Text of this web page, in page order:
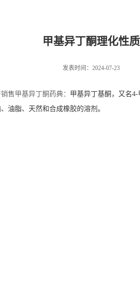
甲基异丁酮理化性质
发表时间：2024-07-23
售甲基异丁酮药典： 甲基异丁基酮，又名4-
油脂、天然和合成橡胶的溶剂。